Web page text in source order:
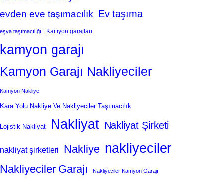
evden eve taşımacılık Ev taşıma
eşya taşımacılığı Kamyon garajları
kamyon garajı
Kamyon Garajı Nakliyeciler
Kamyon Nakliye
Kara Yolu Nakliye Ve Nakliyeciler Taşımacılık
Lojistik Nakliyat Nakliyat Nakliyat Şirketi
nakliyat şirketleri Nakliye nakliyeciler
Nakliyeciler Garajı Nakliyeciler Kamyon Garajı